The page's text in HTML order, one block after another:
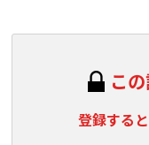
こ
登録する